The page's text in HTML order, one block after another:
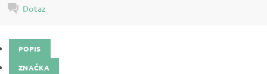
Dotaz
POPIS
ZNAČKA